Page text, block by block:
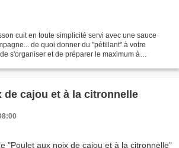
cuit en toute simplicité servi avec une sauce
de quoi donner du "pétillant" à votre
s'organiser et de préparer le maximum à
de cajou et à la citronnelle